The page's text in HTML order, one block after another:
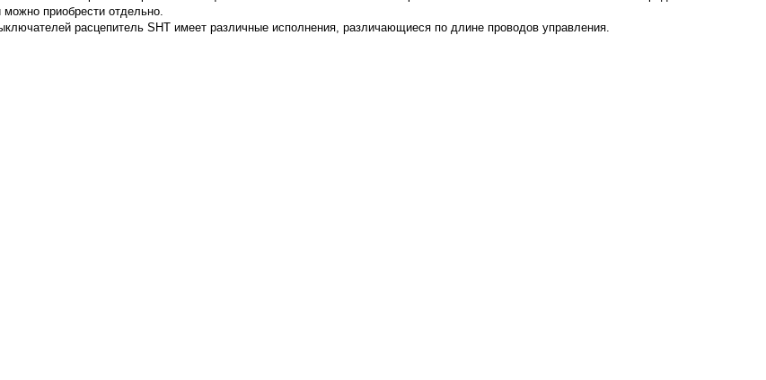
приобрести отдельно.
расцепитель SHT имеет различные исполнения, различающиеся по длине проводов управления.